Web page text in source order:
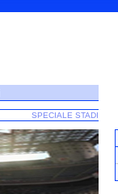
SPECIALE STADI